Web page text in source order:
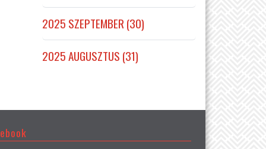
2025 SZEPTEMBER (30)
2025 AUGUSZTUS (31)